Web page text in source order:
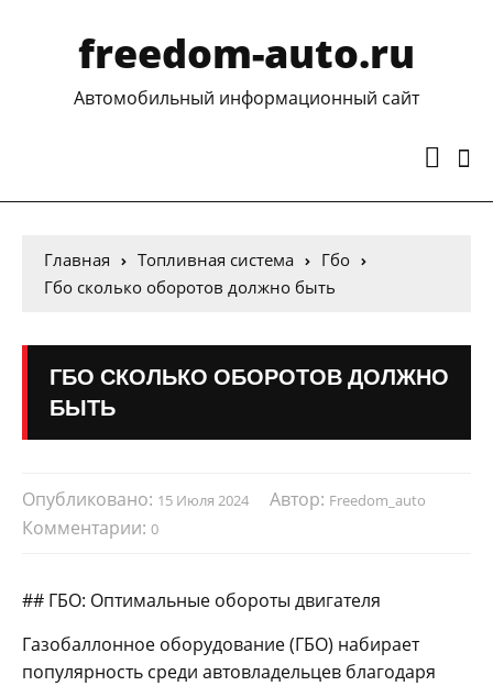
freedom-auto.ru
Автомобильный информационный сайт
Главная Топливная система
Гбо
Гбо сколько оборотов должно быть
ГБО СКОЛЬКО ОБОРОТОВ ДОЛЖНО
БЫТЬ
Опубликовано: 15 Июля 2024 Автор: Freedom_auto
Комментарии: 0
## ГБО: Оптимальные обороты двигателя
Газобаллонное оборудование (ГБО) набирает
популярность среди автовладельцев благодаря